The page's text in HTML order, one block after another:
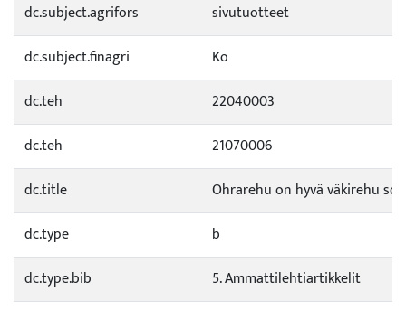
dc.subject.agrifors
sivutuotteet
dc.subject.finagri
Ko
dc.teh
22040003
dc.teh
21070006
dc.title
Ohrarehu on hyvä väkirehu
dc.type
b
dc.type.bib
5. Ammattilehtiartikkelit